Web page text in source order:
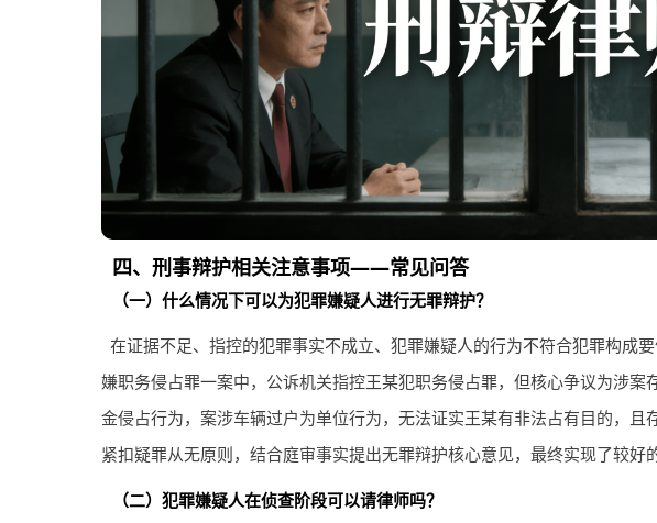
四、刑事辩护相关注意事项——常见问答
（一）什么情况下可以为犯罪嫌疑人进行无罪辩护？
在证据不足、指控的犯罪事实不成立、犯罪嫌疑人的行为不符合犯罪构成
嫌职务侵占罪一案中，公诉机关指控王某犯职务侵占罪，但核心争议为涉
金侵占行为，案涉车辆过户为单位行为，无法证实王某有非法占有目的，
紧扣疑罪从无原则，结合庭审事实提出无罪辩护核心意见，最终实现了较好
（二）犯罪嫌疑人在侦查阶段可以请律师吗？